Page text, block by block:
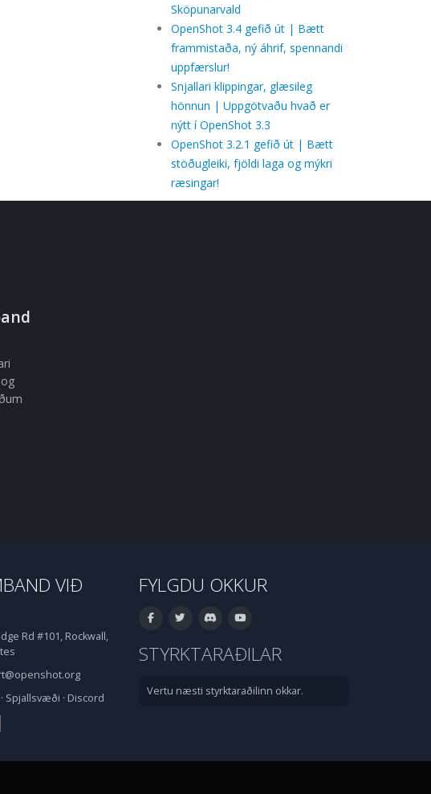
Sköpunarvald
OpenShot 3.4 gefið út | Bætt
frammistaða, ný áhrif, spennandi
uppfærslur!
Snjallari klippingar, glæsileg
hönnun | Uppgötvaðu hvað er
nýtt í OpenShot 3.3
OpenShot 3.2.1 gefið út | Bætt
stöðugleiki, fjöldi laga og mýkri
ræsingar!
VIÐ
Rd #101, Rockwall,
· Spjallsvæði · Discord
FYLGDU OKKUR
STYRKTARAÐILAR
Vertu næsti styrktaraðilinn okkar.